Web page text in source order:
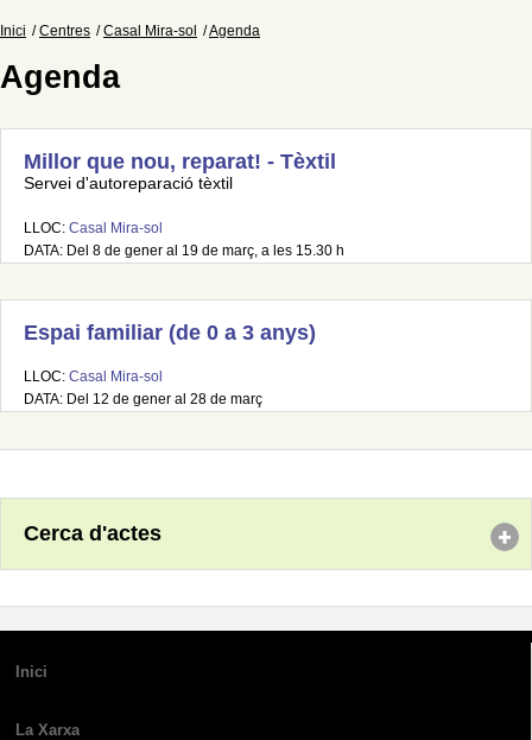
Inici Centres Casal Mira-sol Agenda
Agenda
Millor que nou, reparat! - Tèxtil
Servei d'autoreparació tèxtil
LLOC: Casal Mira-sol
DATA: Del 8 de gener al 19 de març, a les 15.30 h
Espai familiar (de 0 a 3 anys)
LLOC: Casal Mira-sol
DATA: Del 12 de gener al 28 de març
Cerca d'actes
Inici
La Xarxa